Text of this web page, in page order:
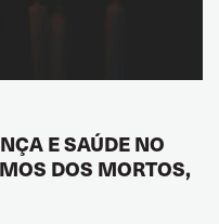
E SAÚDE NO
DOS MORTOS,